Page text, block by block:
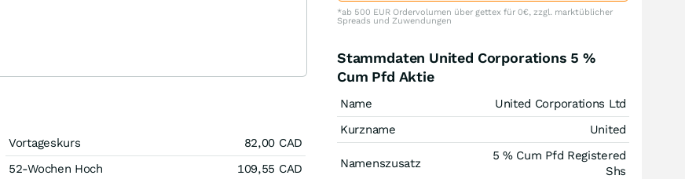
Vortageskurs 82,00 CAD
52-Wochen Hoch
109,55 CAD
*ab 500 EUR Ordervolumen über gettex für 0€, zzgl. marktüblicher
Spreads und Zuwendungen
Stammdaten United Corporations 5 %
Cum Pfd Aktie
Name
United Corporations Ltd
Kurzname
United
Namenszusatz
5 % Cum Pfd Registered
Shs